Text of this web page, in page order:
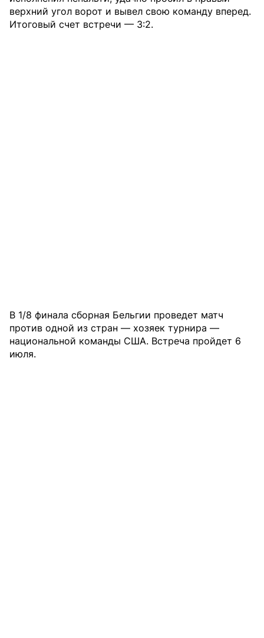
верхний угол ворот и вывел свою команду вперед.
Итоговый счет встречи — 3:2.
В 1/8 финала сборная Бельгии проведет матч
против одной из стран — хозяек турнира —
национальной команды США. Встреча пройдет 6
июля.